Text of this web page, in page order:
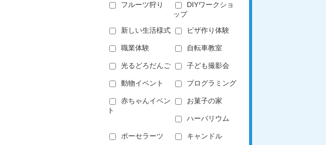
フルーツ狩り
DIYワークショ
ップ
新しい生活様式 ピザ作り体験
職業体験 自転車教室
光るどろだんご 子ども撮影会
動物イベント プログラミング
赤ちゃんイベン
ト
お菓子の家
ハーバリウム
ポーセラーツ キャンドル